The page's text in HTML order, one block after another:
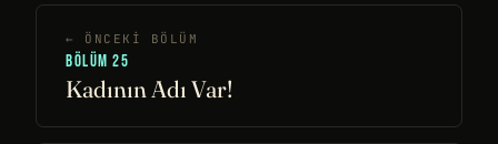
← ÖNCEKI BÖLÜM
BÖLÜM 25
Kadının Adı Var!